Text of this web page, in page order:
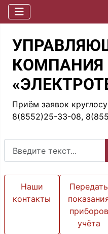
КОМПАНИЯ
Приём заявок
8(8552)25-33-08,
Наши
контакты
Передать
приборов
учёта